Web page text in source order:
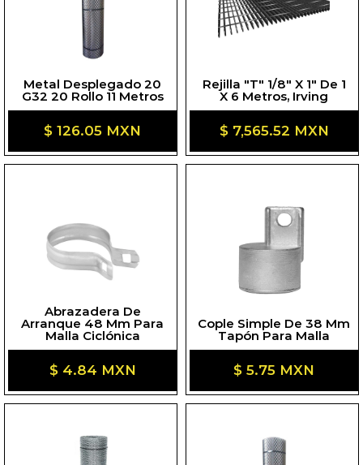
Metal Desplegado 20
G32 20 Rollo 11 Metros
Precio
habitual
$ 126.05 MXN
Rejilla "T" 1/8" X 1" De 1
X 6 Metros, Irving
Precio
habitual
$ 7,565.52 MXN
Abrazadera De
Arranque 48 Mm Para
Malla Ciclónica
Precio
habitual
$ 4.84 MXN
Cople Simple De 38 Mm
Tapón Para Malla
Precio
habitual
$ 5.75 MXN